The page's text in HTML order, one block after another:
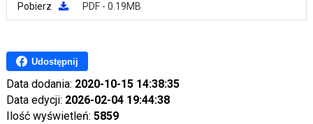
Pobierz PDF - 0.19MB
Udostępnij
Data dodania: 2020-10-15 14:38:35
Data edycji: 2026-02-04 19:44:38
Ilość wyświetleń: 5859